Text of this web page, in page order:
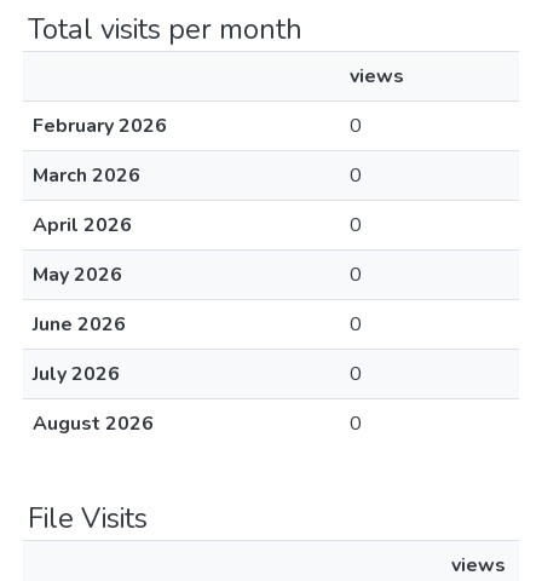
Total visits per month
views
February 2026
0
March 2026
0
April 2026
0
May 2026
0
June 2026
0
July 2026
0
August 2026
0
File Visits
views